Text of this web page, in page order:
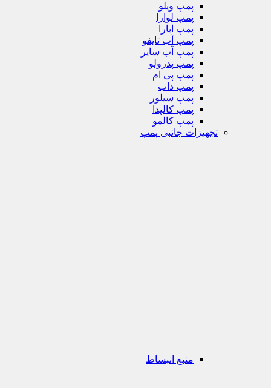
پمپ ویلو
پمپ لوارا
پمپ ابارا
پمپ آب تایفو
پمپ آب سایر
پمپ پدرولو
پمپ پی ام
پمپ داب
پمپ سیلور
پمپ کالپدا
پمپ کالمو
تجهیزات جانبی پمپ
منبع انبساط